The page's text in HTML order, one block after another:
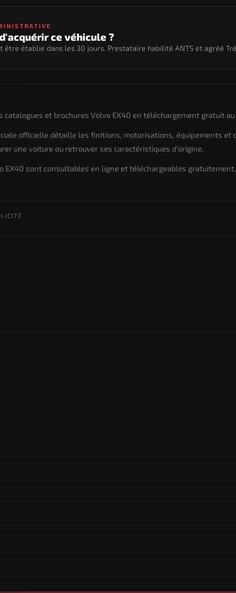
ce véhicule ?
être établie dans les 30 jours. Prestataire habilité ANTS et agréé
catalogues et brochures Volvo EX40 en téléchargement gratuit
officielle détaille les finitions, motorisations, équipements
une voiture ou retrouver ses caractéristiques d'origine.
EX40 sont consultables en ligne et téléchargeables